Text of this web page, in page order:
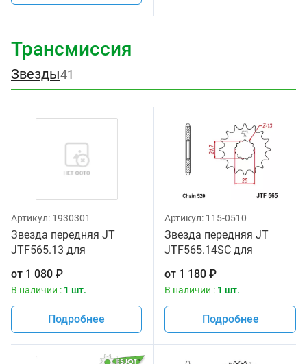
Трансмиссия
Звезды41
Артикул: 1930301
Звезда передняя JT
JTF565.13 для
от 1 080 ₽
В наличии : 1 шт.
Подробнее
Артикул: 115-0510
Звезда передняя JT
JTF565.14SC для
от 1 180 ₽
В наличии : 1 шт.
Подробнее